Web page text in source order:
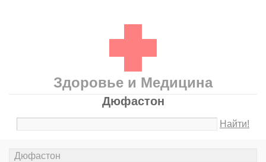
Здоровье и Медицина
Дюфастон
Найти!
Дюфастон